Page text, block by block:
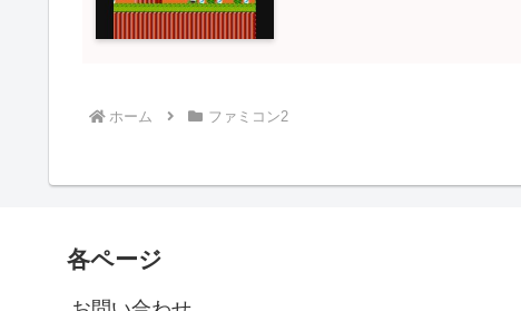
ホーム ファミコン2
各ページ